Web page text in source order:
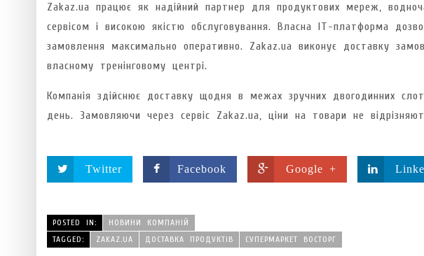
Zakaz.ua працює як надійний партнер для продуктових мереж,
сервісом і високою якістю обслуговування. Власна IT-платформа
замовлення максимально оперативно. Zakaz.ua виконує доставку
власному тренінговому центрі.
Компанія здійснює доставку щодня в межах зручних двогодинних
день. Замовляючи через сервіс Zakaz.ua, ціни на товари не
Twitter Facebook Google +
POSTED IN:
НОВИНИ КОМПАНІЙ
TAGGED:
ZAKAZ.UА ДОСТАВКА ПРОДУКТІВ СУПЕРМАРКЕТ ВОСТОРГ